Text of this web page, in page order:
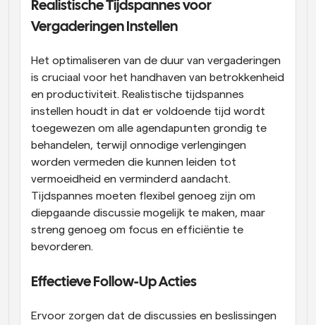
Realistische Tijdspannes voor
Vergaderingen Instellen
Het optimaliseren van de duur van vergaderingen
is cruciaal voor het handhaven van betrokkenheid
en productiviteit. Realistische tijdspannes
instellen houdt in dat er voldoende tijd wordt
toegewezen om alle agendapunten grondig te
behandelen, terwijl onnodige verlengingen
worden vermeden die kunnen leiden tot
vermoeidheid en verminderd aandacht.
Tijdspannes moeten flexibel genoeg zijn om
diepgaande discussie mogelijk te maken, maar
streng genoeg om focus en efficiëntie te
bevorderen.
Effectieve Follow-Up Acties
Ervoor zorgen dat de discussies en beslissingen